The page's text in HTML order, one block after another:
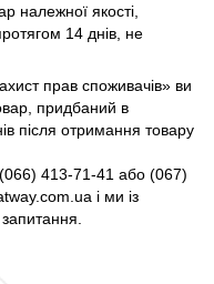
належної якості,
14 днів, не
прав споживачів» ви
придбаний в
після отримання товару
413-71-41 або (067)
і ми із